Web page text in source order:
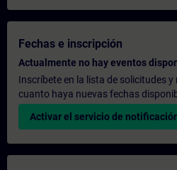
Fechas e inscripción
Actualmente no hay eventos
Inscríbete en la lista de solicitudes
cuanto haya nuevas fechas
Activar el servicio de